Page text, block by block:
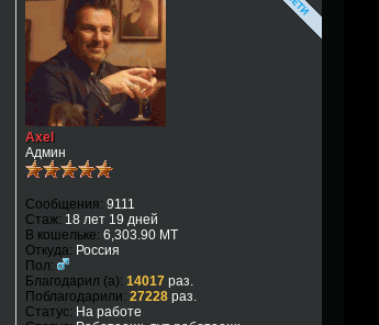
Axel
Админ
Сообщения: 9111
Стаж: 18 лет 19 дней
В кошельке: 6,303.90 MT
Откуда: Россия
Пол:
Благодарил (а): 14017раз.
Поблагодарили: 27228раз.
Статус: На работе